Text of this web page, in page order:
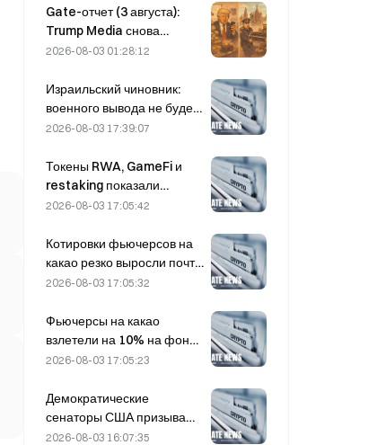
медвежьего рынка —
исследование 10x
утверждает
Gate-отчет (3 августа):
Trump Media снова
покупает по высокой цене
переправив ещё 2628
BTC; запрет на
криптодобычу в Москве
2026-08-03 01:28:12
Израильский чиновник:
военного вывода не будет
до разоружения ХАМАС
2026-08-03 17:39:07
Токены RWA, GameFi и
restaking показали
лучшие результаты на
2026-08-03 17:05:42
Котировки фьючерсов на
какао резко выросли почти
на 8% за день в прошлую
участников рынка
2026-08-03 17:05:32
Фьючерсы на какао
взлетели на 10% на фоне
опасений по поводу
приближаясь к $6 000 за
тонну
2026-08-03 17:05:23
Демократические
сенаторы США призывают
CFTC ограничить
2026-08-03 16:07:35